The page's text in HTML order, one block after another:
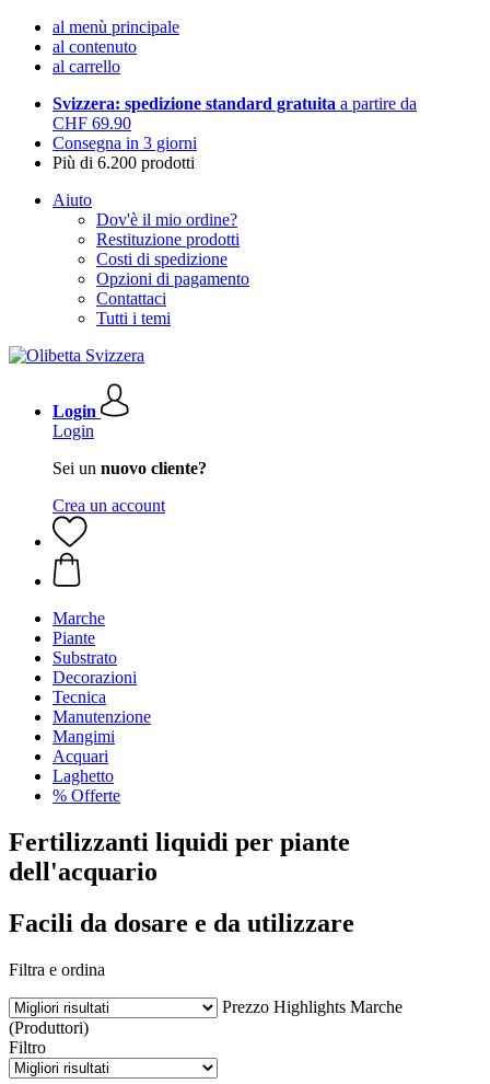
al menù principale
al contenuto
al carrello
Svizzera: spedizione standard gratuita a partire da
CHF 69.90
Consegna in 3 giorni
Più di 6.200 prodotti
Aiuto
Dov'è il mio ordine?
Restituzione prodotti
Costi di spedizione
Opzioni di pagamento
Contattaci
Tutti i temi
Login
Login
Sei un nuovo cliente?
Crea un account
Marche
Piante
Substrato
Decorazioni
Tecnica
Manutenzione
Mangimi
Acquari
Laghetto
% Offerte
Fertilizzanti liquidi per piante
dell'acquario
Facili da dosare e da utilizzare
Filtra e ordina
Prezzo Highlights Marche
(Produttori)
Filtro